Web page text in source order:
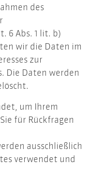
des
6 Abs. 1 lit. b)
wir die Daten im
zur
Die Daten werden
um Ihrem
für Rückfragen
ausschließlich
verwendet und